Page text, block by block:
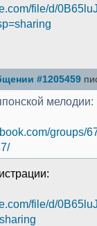
file/d/
#1205459
мелодии:
groups/
file/d/